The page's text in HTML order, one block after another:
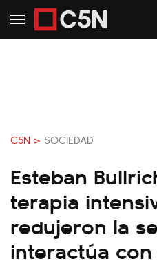
C5N > SOCIEDAD
Esteban
terapia
redujeron la
interactúa